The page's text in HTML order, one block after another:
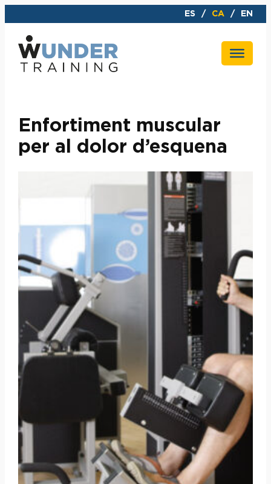
al
contingut
ES CA EN
Enfortiment muscular
per al dolor d’esquena